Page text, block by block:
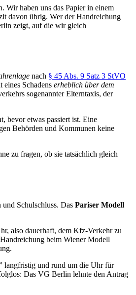
Wir haben uns das Papier in einem
davon übrig. Wer der Handreichung
zeigt, auf die wir gleich
nach § 45 Abs. 9 Satz 3 StVO
eines Schadens erheblich über dem
sogenannter Elterntaxis, der
bevor etwas passiert ist. Eine
Behörden und Kommunen keine
zu fragen, ob sie tatsächlich gleich
Schulschluss. Das Pariser Modell
also dauerhaft, dem Kfz-Verkehr zu
beim Wiener Modell
langfristig und rund um die Uhr für
Das VG Berlin lehnte den Antrag